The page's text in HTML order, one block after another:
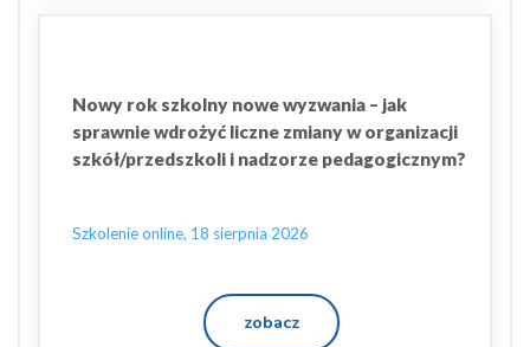
Nowy rok szkolny nowe wyzwania – jak
sprawnie wdrożyć liczne zmiany w organizacji
szkół/przedszkoli i nadzorze pedagogicznym?
Szkolenie online, 18 sierpnia 2026
zobacz